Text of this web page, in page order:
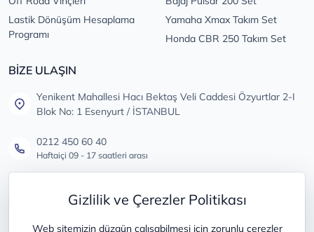
Gizlilik ve Çerezler Politikası
Web sitemizin düzgün çalışabilmesi için zorunlu çerezler
Lastik Dönüşüm Hesaplama
Programı
Yamaha Xmax Takım Set
Honda CBR 250 Takım Set
BİZE ULAŞIN
Yenikent Mahallesi Hacı Bektaş Veli Caddesi Özyurtlar 2-I
Blok No: 1 Esenyurt / İSTANBUL
0212 450 60 40
Haftaiçi 09 - 17 saatleri arası
Tüm öneri ve şikayetleriniz için